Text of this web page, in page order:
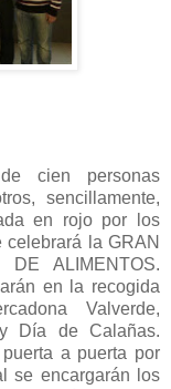
cien personas
sencillamente,
en rojo por los
la GRAN
ALIMENTOS.
en la recogida
Valverde,
Día de Calañas.
a puerta por
se encargarán los